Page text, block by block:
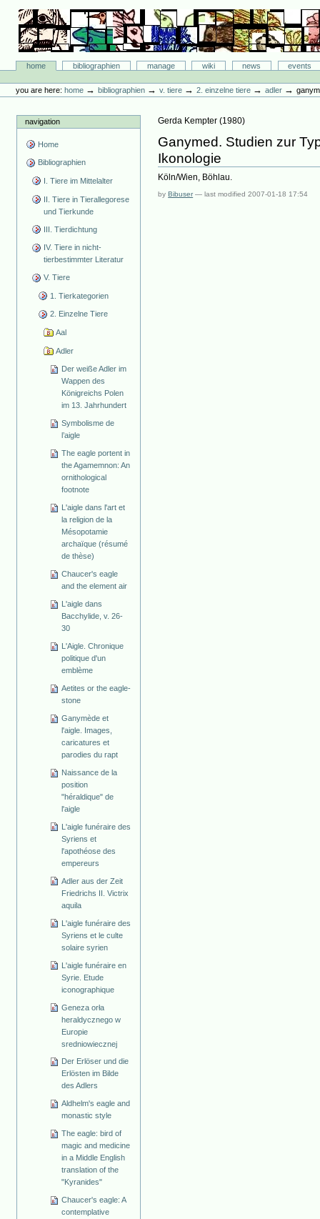
content.
navigation
Bibliographie-Portal
Sectionshome bibliographien manage wiki news
events
tools
you are here: home →bibliographien →v. tiere →2. einzelne tiere →adler →
navigation
Home
Bibliographien
I. Tiere im Mittelalter
II. Tiere in Tierallegorese
und Tierkunde
III. Tierdichtung
IV. Tiere in nicht-
tierbestimmter Literatur
V. Tiere
1. Tierkategorien
2. Einzelne Tiere
Aal
Adler
Der weiße Adler im
Wappen des
Königreichs Polen
im 13. Jahrhundert
Symbolisme de
l’aigle
The eagle portent in
the Agamemnon: An
ornithological
footnote
L'aigle dans l'art et
la religion de la
Mésopotamie
archaïque (résumé
de thèse)
Chaucer's eagle
and the element air
L'aigle dans
Bacchylide, v. 26-
30
L'Aigle. Chronique
politique d'un
emblème
Aetites or the eagle-
stone
Ganymède et
l'aigle. Images,
caricatures et
parodies du rapt
Naissance de la
position
"héraldique" de
l'aigle
L'aigle funéraire des
Syriens et
l'apothéose des
empereurs
Adler aus der Zeit
Friedrichs II. Victrix
aquila
L'aigle funéraire des
Syriens et le culte
solaire syrien
L'aigle funéraire en
Syrie. Etude
iconographique
Geneza orła
heraldycznego w
Europie
sredniowiecznej
Der Erlöser und die
Erlösten im Bilde
des Adlers
Aldhelm's eagle and
monastic style
The eagle: bird of
magic and medicine
in a Middle English
translation of the
"Kyranides"
Chaucer's eagle: A
contemplative
Gerda Kempter (1980)
Ganymed. Studien zur
Ikonologie
Köln/Wien, Böhlau.
byBibuser —last modified2007-01-18 17:54